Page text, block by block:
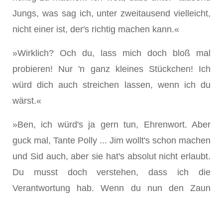
Jungs, was sag ich, unter zweitausend vielleicht,
nicht einer ist, der's richtig machen kann.«
»Wirklich? Och du, lass mich doch bloß mal
probieren! Nur 'n ganz kleines Stückchen! Ich
würd dich auch streichen las­sen, wenn ich du
wärst.«
»Ben, ich würd's ja gern tun, Ehrenwort. Aber
guck mal, Tante Polly ... Jim wollt's schon machen
und Sid auch, aber sie hat's absolut nicht erlaubt.
Du musst doch verste­hen, dass ich die
Verantwortung hab. Wenn du nun den Zaun